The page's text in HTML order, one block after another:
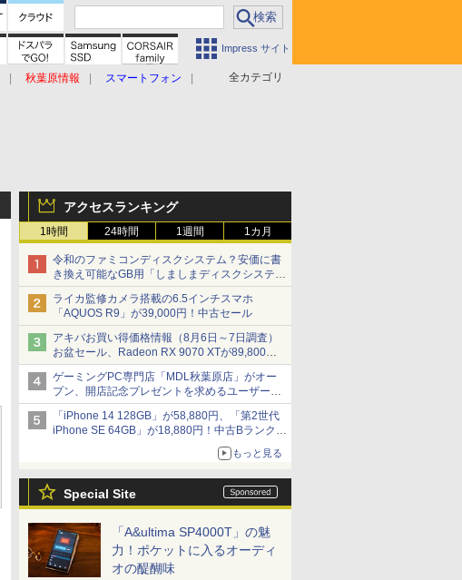
Impress サイト
全カテゴリ
秋葉原情報
スマートフォン
アクセスランキング
1時間 24時間 1週間 1カ月
令和のファミコンディスクシステム？安価に書
き換え可能なGB用「しましまディスクシステ
ム」
ライカ監修カメラ搭載の6.5インチスマホ
「AQUOS R9」が39,000円！中古セール
アキバお買い得価格情報（8月6日～7日調査）
お盆セール、Radeon RX 9070 XTが89,800
円、水平周波数24.8kHz対応の17型モニターが
9,801円、暑さ指数連動セール ほか
ゲーミングPC専門店「MDL秋葉原店」がオー
プン、開店記念プレゼントを求めるユーザーが
押し寄せ長蛇の列に
「iPhone 14 128GB」が58,880円、「第2世代
iPhone SE 64GB」が18,880円！中古Bランク品
もっと見る
Special Site
「A&ultima SP4000T」の魅
力！ポケットに入るオーディ
オの醍醐味